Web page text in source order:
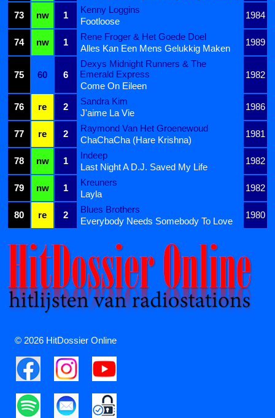
73
nw 1
Kenny Loggins
1984
Footloose
74
nw 1
Rene Froger & Het Goede Doel
1989
Alles Kan Een Mens Gelukkig Maken
75 60 6
Dexys Midnight Runners & The
Emerald Express
1982
Come On Eileen
76
re 2
Sandra Kim
1986
J'aime La Vie
77
re 2
Raymond Van Het Groenewoud
1981
ChaChaCha (Hare Krishna)
78
nw 1
Indeep
1982
Last Night A D.J. Saved My Life
79
nw 1
Kreuners
1982
Layla
80
re 2
Blues Brothers
1980
Everybody Needs Somebody To Love
© 2026 HitDossier Online